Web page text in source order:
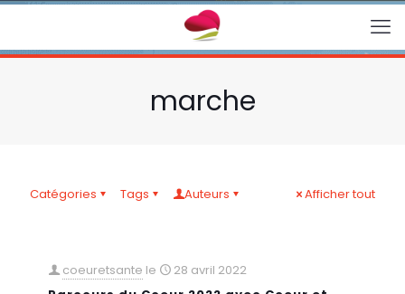
marche
Catégories Tags Auteurs Afficher tout
coeuretsante le
28 avril 2022